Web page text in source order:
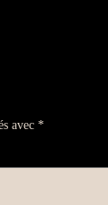
avec *